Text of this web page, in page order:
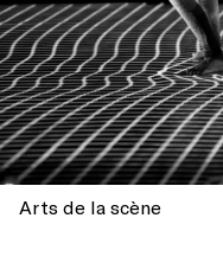
Arts de la scène